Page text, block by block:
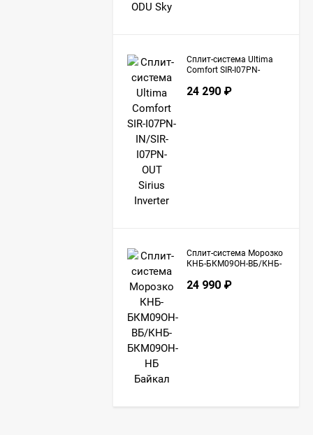
Сплит-система Ultima
Comfort SIR-I07PN-
Inverter
24 290 ₽
Сплит-система Морозко
КНБ-БКМ09ОН-ВБ/КНБ-
24 990 ₽